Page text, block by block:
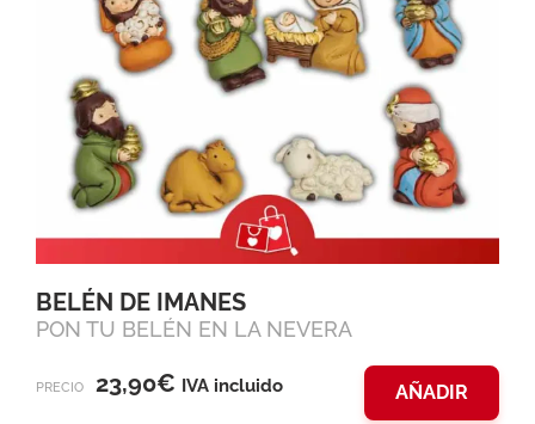
BELÉN DE IMANES
PON TU BELÉN EN LA NEVERA
PRECIO 23,90€ IVA incluido AÑADIR